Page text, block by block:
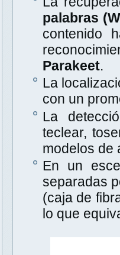
palabras
contenido
Parakeet.
La
con un
La
teclear,
modelos de
En un
separadas
(caja de
lo que